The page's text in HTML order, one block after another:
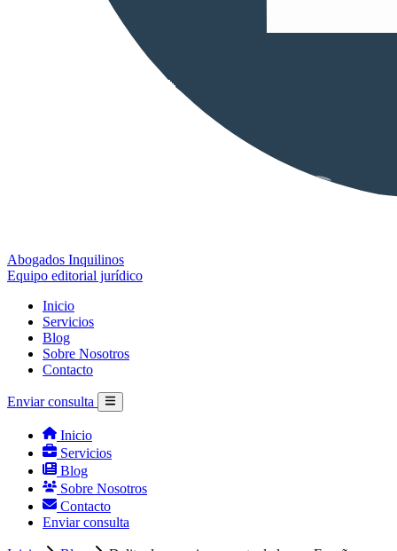
Abogados Inquilinos
Equipo editorial jurídico
Inicio
Servicios
Blog
Sobre Nosotros
Contacto
Enviar consulta
Inicio
Servicios
Blog
Sobre Nosotros
Contacto
Enviar consulta